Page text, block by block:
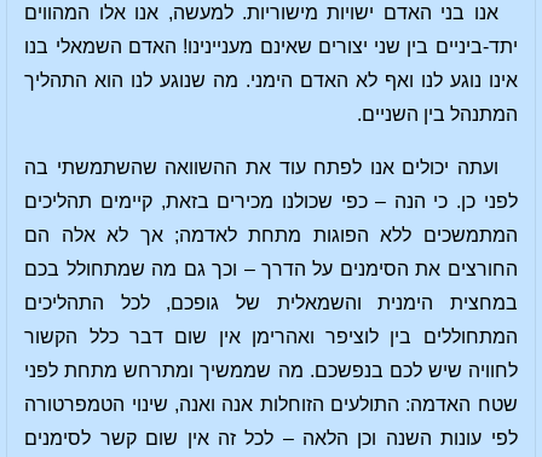
אנו בני האדם ישויות מישוריות. למעשה, אנו אלו המהווים
יתד-ביניים בין שני יצורים שאינם מעניינינו! האדם השמאלי בנו
אינו נוגע לנו ואף לא האדם הימני. מה שנוגע לנו הוא התהליך
המתנהל בין השניים.
ועתה יכולים אנו לפתח עוד את ההשוואה שהשתמשתי בה
לפני כן. כי הנה – כפי שכולנו מכירים בזאת, קיימים תהליכים
המתמשכים ללא הפוגות מתחת לאדמה; אך לא אלה הם
החורצים את הסימנים על הדרך – וכך גם מה שמתחולל בכם
במחצית הימנית והשמאלית של גופכם, לכל התהליכים
המתחוללים בין לוציפר ואהרימן אין שום דבר כלל הקשור
לחוויה שיש לכם בנפשכם. מה שממשיך ומתרחש מתחת לפני
שטח האדמה: התולעים הזוחלות אנה ואנה, שינוי הטמפרטורה
לפי עונות השנה וכן הלאה – לכל זה אין שום קשר לסימנים